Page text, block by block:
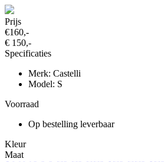
Prijs
€160,-
€ 150,-
Specificaties
Merk: Castelli
Model: S
Voorraad
Op bestelling leverbaar
Kleur
Maat